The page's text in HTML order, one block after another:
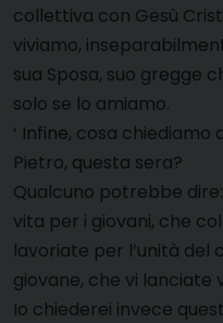
collettiva con Gesù
viviamo,
sua Sposa, suo gregge
solo se lo amiamo.
‘ Infine, cosa chiediamo
Pietro, questa sera?
Qualcuno potrebbe
vita per i giovani, che
lavoriate per l’unità del
giovane, che vi lanciate
Io chiederei invece